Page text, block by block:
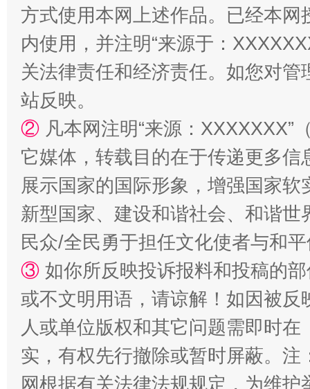
站台名比不上好声名
漫山遍野的桃花与雪山、麦地、白藏房 除
方式使用本网上述作品。已经本
内使用，并注明“来源于：
关法律责任和经济责任。如您对
站反映。
② 凡本网注明“来源：
它媒体，转载目的在于传递更多
展示国家的国际形象，增强国家
新型国家、建设和谐社会、和谐
民众/全民勇于担任文化使者与和
③ 如你所反映投诉报料和投稿的
或不文明用语，请谅解！如因被
人或单位版权和其它问题需即时在
实，有权先行撤除或暂时屏蔽。
网根据有关法律法规规定，为维